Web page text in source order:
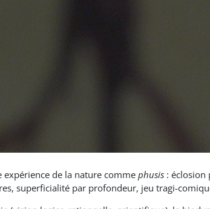
de la nature comme phusis : éclosion
superficialité par profondeur, jeu tragi-